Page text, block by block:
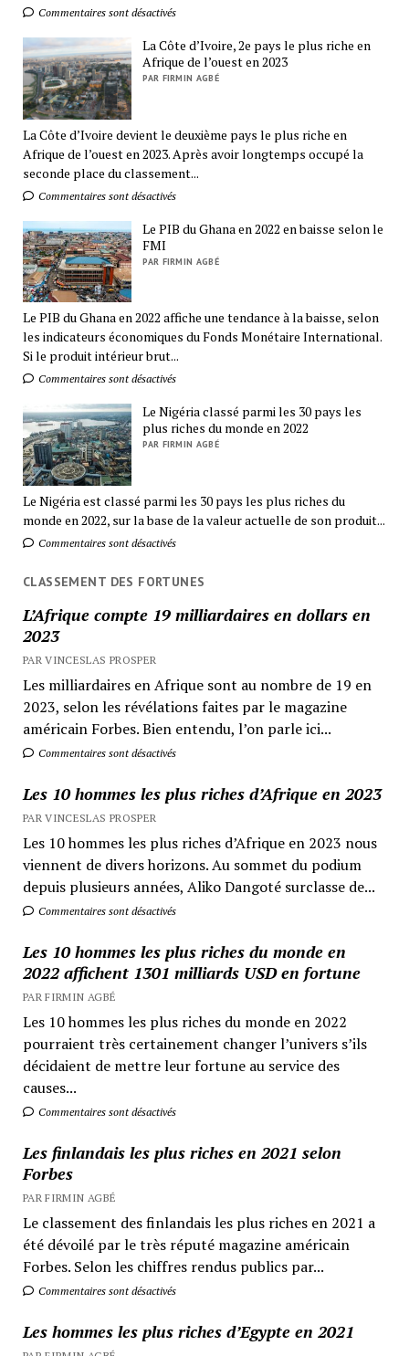
Commentaires sont désactivés
La Côte d’Ivoire, 2e pays le plus riche en
Afrique de l’ouest en 2023
PAR FIRMIN AGBÉ
La Côte d’Ivoire devient le deuxième pays le plus riche en
Afrique de l’ouest en 2023. Après avoir longtemps occupé la
seconde place du classement...
Commentaires sont désactivés
Le PIB du Ghana en 2022 en baisse selon le
FMI
PAR FIRMIN AGBÉ
Le PIB du Ghana en 2022 affiche une tendance à la baisse, selon
les indicateurs économiques du Fonds Monétaire International.
Si le produit intérieur brut...
Commentaires sont désactivés
Le Nigéria classé parmi les 30 pays les
plus riches du monde en 2022
PAR FIRMIN AGBÉ
Le Nigéria est classé parmi les 30 pays les plus riches du
monde en 2022, sur la base de la valeur actuelle de son produit...
Commentaires sont désactivés
CLASSEMENT DES FORTUNES
L’Afrique compte 19 milliardaires en dollars en
2023
PAR VINCESLAS PROSPER
Les milliardaires en Afrique sont au nombre de 19 en
2023, selon les révélations faites par le magazine
américain Forbes. Bien entendu, l’on parle ici...
Commentaires sont désactivés
Les 10 hommes les plus riches d’Afrique en 2023
PAR VINCESLAS PROSPER
Les 10 hommes les plus riches d’Afrique en 2023 nous
viennent de divers horizons. Au sommet du podium
depuis plusieurs années, Aliko Dangoté surclasse de...
Commentaires sont désactivés
Les 10 hommes les plus riches du monde en
2022 affichent 1301 milliards USD en fortune
PAR FIRMIN AGBÉ
Les 10 hommes les plus riches du monde en 2022
pourraient très certainement changer l’univers s’ils
décidaient de mettre leur fortune au service des
causes...
Commentaires sont désactivés
Les finlandais les plus riches en 2021 selon
Forbes
PAR FIRMIN AGBÉ
Le classement des finlandais les plus riches en 2021 a
été dévoilé par le très réputé magazine américain
Forbes. Selon les chiffres rendus publics par...
Commentaires sont désactivés
Les hommes les plus riches d’Egypte en 2021